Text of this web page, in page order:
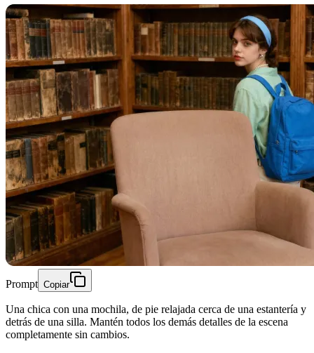
Prompt Copiar
Una chica con una mochila, de pie relajada cerca de una estantería y
detrás de una silla. Mantén todos los demás detalles de la escena
completamente sin cambios.